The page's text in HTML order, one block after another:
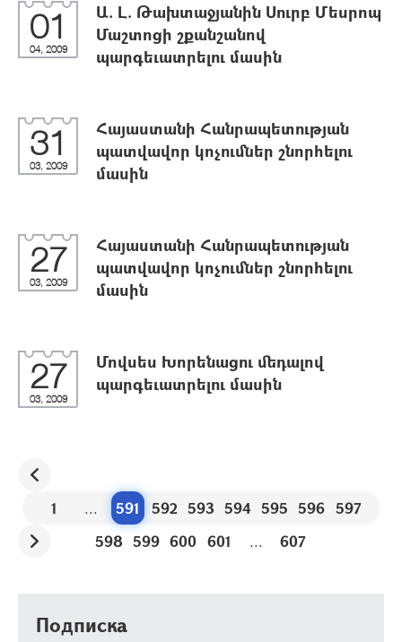
01
04, 2009
Ա. Լ. Թախտաջյանին Սուրբ Մեսրոպ
Մաշտոցի շքանշանով
պարգեւատրելու մասին
31
03, 2009
Հայաստանի Հանրապետության
պատվավոր կոչումներ շնորհելու
մասին
27
03, 2009
Հայաստանի Հանրապետության
պատվավոր կոչումներ շնորհելու
մասին
27
03, 2009
Մովսես Խորենացու մեդալով
պարգեւատրելու մասին
1 ... 591 592 593 594 595 596 597
598 599 600 601 ... 607
Подписка